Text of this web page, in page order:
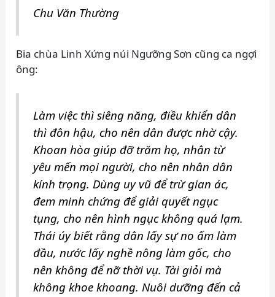
Chu Văn Thường
Bia chùa Linh Xứng núi Ngưỡng Sơn cũng ca ngợi
ông:
Làm việc thì siêng năng, điều khiển dân
thì đôn hậu, cho nên dân được nhờ cậy.
Khoan hòa giúp đỡ trăm họ, nhân từ
yêu mến mọi người, cho nên nhân dân
kính trọng. Dùng uy vũ để trừ gian ác,
đem minh chứng để giải quyết ngục
tụng, cho nên hình ngục không quá lạm.
Thái úy biết rằng dân lấy sự no ấm làm
đầu, nước lấy nghề nông làm gốc, cho
nên không để nỡ thời vụ. Tài giỏi mà
không khoe khoang. Nuôi dưỡng đến cả